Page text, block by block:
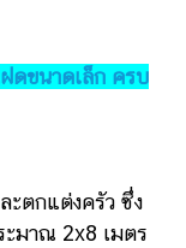
ดขนาดเล็ก ครบ
กแต่งครัว ซึ่ง
มาณ 2x8 เมตร